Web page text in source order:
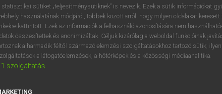
VAN ELŐFIZETÉSED?
megtekintéséhez.
statisztikai sütiket „teljesítménysütiknek” is nevezik. Ezek a sütik információkat
használatának módjáról, többek között arról, hogy milyen oldalakat keresett
kattintott. Ezek az információk a felhasználó azonosítására nem
összesítettek és anonimizáltak. Céljuk kizárólag a weboldal funkcióinak
a harmadik féltől származó elemzési szolgáltatásokhoz tartozó sütik;
a látogatóelemzések, a hőtérképek és a közösségi médiaanalitika.
1 szolgáltatás
q w e r t z u i
a s d f g h j k l é
í y x c v b n m , .